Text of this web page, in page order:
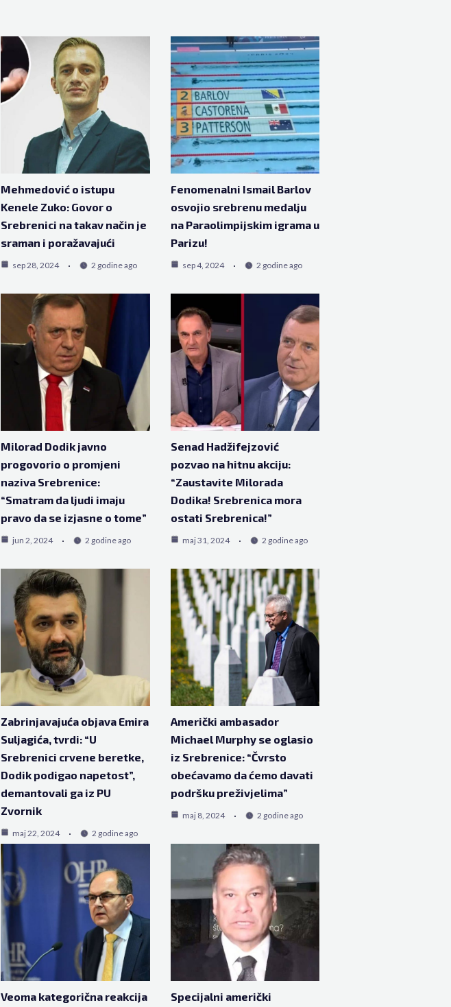
Mehmedović o istupu
Kenele Zuko: Govor o
Srebrenici na takav način je
sraman i poražavajući
sep 28, 2024 2 godine ago
Fenomenalni Ismail Barlov
osvojio srebrenu medalju
na Paraolimpijskim igrama u
Parizu!
sep 4, 2024 2 godine ago
Milorad Dodik javno
progovorio o promjeni
naziva Srebrenice:
“Smatram da ljudi imaju
pravo da se izjasne o tome”
jun 2, 2024 2 godine ago
Senad Hadžifejzović
pozvao na hitnu akciju:
“Zaustavite Milorada
Dodika! Srebrenica mora
ostati Srebrenica!”
maj 31, 2024 2 godine ago
Zabrinjavajuća objava Emira
Suljagića, tvrdi: “U
Srebrenici crvene beretke,
Dodik podigao napetost”,
demantovali ga iz PU
Zvornik
maj 22, 2024 2 godine ago
Američki ambasador
Michael Murphy se oglasio
iz Srebrenice: “Čvrsto
obećavamo da ćemo davati
podršku preživjelima”
maj 8, 2024 2 godine ago
Veoma kategorična reakcija Specijalni američki